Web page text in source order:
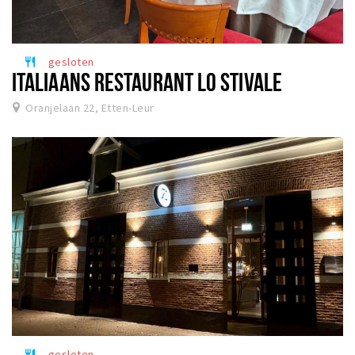
restaurant gesloten
ITALIAANS RESTAURANT LO STIVALE
Oranjelaan 22, Etten-Leur